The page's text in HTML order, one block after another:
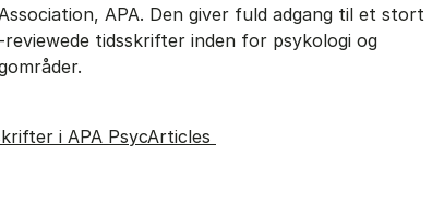
APA. Den giver fuld adgang til et stort
reviewede tidsskrifter inden for psykologi og
i APA PsycArticles